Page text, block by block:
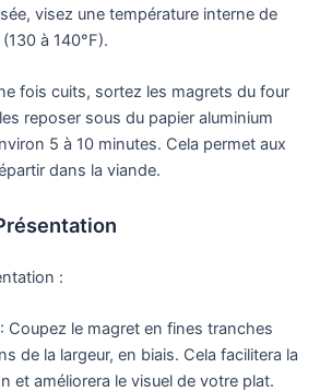
visez une température interne de
à 140°F).
fois cuits, sortez les magrets du four
reposer sous du papier aluminium
5 à 10 minutes. Cela permet aux
dans la viande.
:
Coupez le magret en fines tranches
de la largeur, en biais. Cela facilitera la
et améliorera le visuel de votre plat.